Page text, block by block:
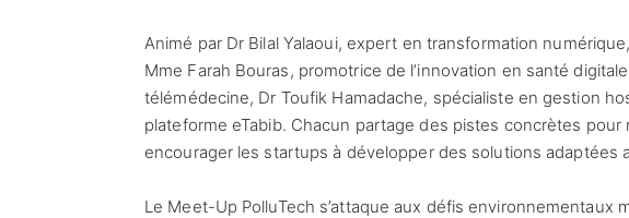
Animé par Dr Bilal Yalaoui, expert en transformation
Mme Farah Bouras, promotrice de l’innovation en santé
télémédecine, Dr Toufik Hamadache, spécialiste en gestion
plateforme eTabib. Chacun partage des pistes concrètes
encourager les startups à développer des solutions adaptées
Le Meet-Up PolluTech s’attaque aux défis environnementaux